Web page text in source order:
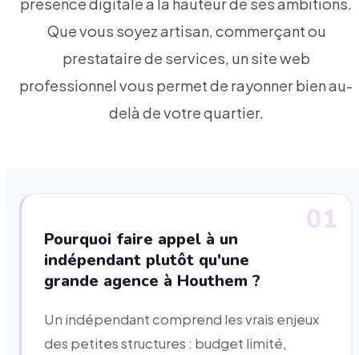
présence digitale à la hauteur de ses ambitions.
Que vous soyez artisan, commerçant ou
prestataire de services, un site web
professionnel vous permet de rayonner bien au-
delà de votre quartier.
01
Pourquoi faire appel à un
indépendant plutôt qu'une
grande agence à Houthem ?
Un indépendant comprend les vrais enjeux
des petites structures : budget limité,